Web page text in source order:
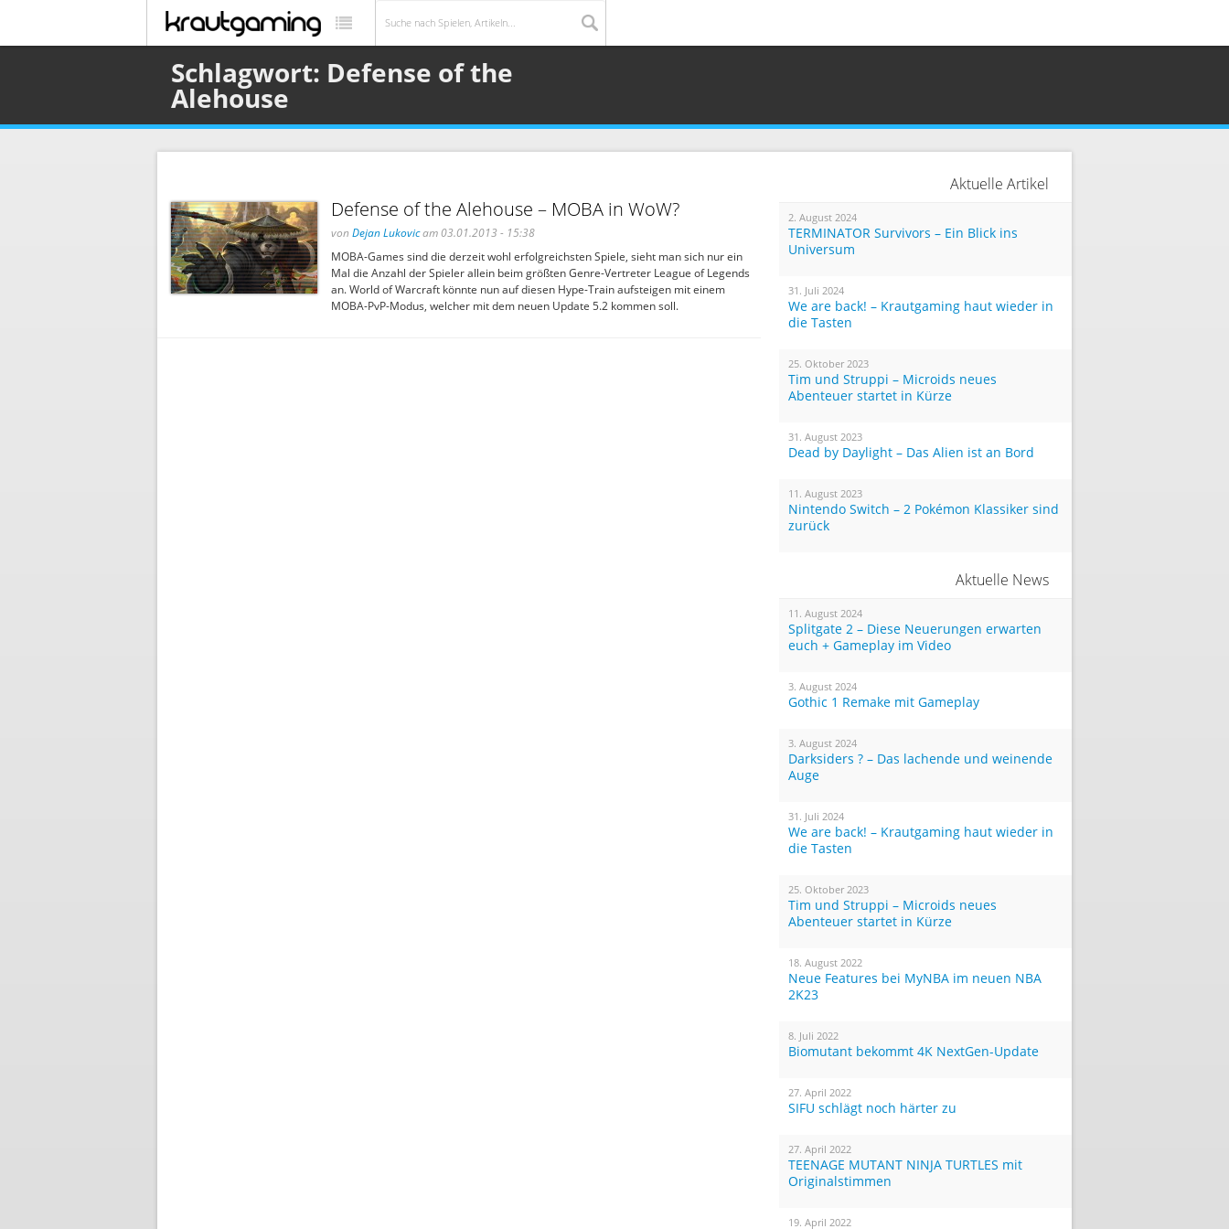
Schlagwort: Defense of the
Alehouse
Defense of the Alehouse – MOBA in WoW?
von Dejan Lukovicam 03.01.2013 - 15:38
MOBA-Games sind die derzeit wohl erfolgreichsten Spiele, sieht man sich nur ein
Mal die Anzahl der Spieler allein beim größten Genre-Vertreter League of Legends
an. World of Warcraft könnte nun auf diesen Hype-Train aufsteigen mit einem
MOBA-PvP-Modus, welcher mit dem neuen Update 5.2 kommen soll.
Aktuelle Artikel
2. August 2024
TERMINATOR Survivors – Ein Blick ins
Universum
31. Juli 2024
We are back! – Krautgaming haut wieder in
die Tasten
25. Oktober 2023
Tim und Struppi – Microids neues
Abenteuer startet in Kürze
31. August 2023
Dead by Daylight – Das Alien ist an Bord
11. August 2023
Nintendo Switch – 2 Pokémon Klassiker sind
zurück
Aktuelle News
11. August 2024
Splitgate 2 – Diese Neuerungen erwarten
euch + Gameplay im Video
3. August 2024
Gothic 1 Remake mit Gameplay
3. August 2024
Darksiders ? – Das lachende und weinende
Auge
31. Juli 2024
We are back! – Krautgaming haut wieder in
die Tasten
25. Oktober 2023
Tim und Struppi – Microids neues
Abenteuer startet in Kürze
18. August 2022
Neue Features bei MyNBA im neuen NBA
2K23
8. Juli 2022
Biomutant bekommt 4K NextGen-Update
27. April 2022
SIFU schlägt noch härter zu
27. April 2022
TEENAGE MUTANT NINJA TURTLES mit
Originalstimmen
19. April 2022